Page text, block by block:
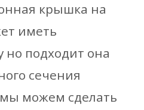
крышка на
иметь
подходит она
сечения
можем сделать